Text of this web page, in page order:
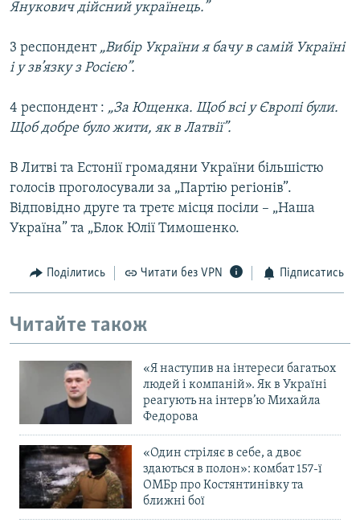
Янукович дійсний українець.”
3 респондент „Вибір України я бачу в самій Україні
і у зв’язку з Росією”.
4 респондент : „За Ющенка. Щоб всі у Європі були.
Щоб добре було жити, як в Латвії”.
В Литві та Естонії громадяни України більшістю
голосів проголосували за „Партію регіонів”.
Відповідно друге та третє місця посіли – „Наша
Україна” та „Блок Юлії Тимошенко.
Поділитись Читати без VPN Підписатись
Читайте також
«Я наступив на інтереси багатьох
людей і компаній». Як в Україні
реагують на інтерв’ю Михайла
Федорова
«Один стріляє в себе, а двоє
здаються в полон»: комбат 157-ї
ОМБр про Костянтинівку та
ближні бої